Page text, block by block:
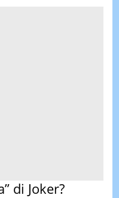
di Joker?